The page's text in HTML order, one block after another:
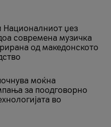
Националниот џез
современа музичка
од македонското
моќна
за поодговорно
во